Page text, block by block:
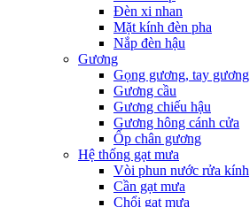
Đèn xi nhan
Mặt kính đèn pha
Nắp đèn hậu
Gương
Gọng gương, tay gương
Gương cầu
Gương chiếu hậu
Gương hông cánh cửa
Ốp chân gương
Hệ thống gạt mưa
Vòi phun nước rửa kính
Cần gạt mưa
Chổi gạt mưa